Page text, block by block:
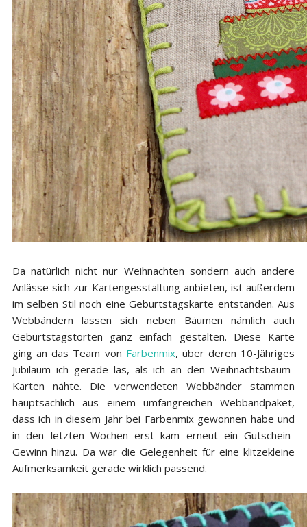
Da natürlich nicht nur Weihnachten sondern auch andere
Anlässe sich zur Kartengesstaltung anbieten, ist außerdem
im selben Stil noch eine Geburtstagskarte entstanden. Aus
Webbändern lassen sich neben Bäumen nämlich auch
Geburtstagstorten ganz einfach gestalten. Diese Karte
ging an das Team von Farbenmix, über deren 10-Jähriges
Jubiläum ich gerade las, als ich an den Weihnachtsbaum-
Karten nähte. Die verwendeten Webbänder stammen
hauptsächlich aus einem umfangreichen Webbandpaket,
dass ich in diesem Jahr bei Farbenmix gewonnen habe und
in den letzten Wochen erst kam erneut ein Gutschein-
Gewinn hinzu. Da war die Gelegenheit für eine klitzekleine
Aufmerksamkeit gerade wirklich passend.